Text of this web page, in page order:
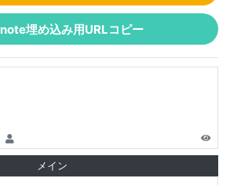
note埋め込み用URLコピー
メイン